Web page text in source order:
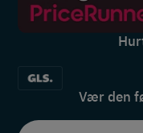
Vær den